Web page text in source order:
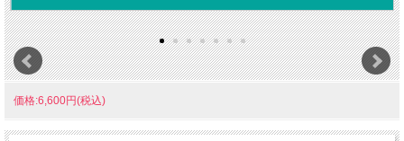
価格:6,600円(税込)